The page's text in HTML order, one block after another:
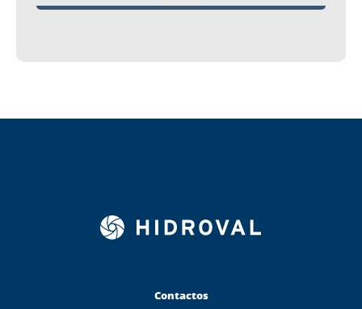
Contactos